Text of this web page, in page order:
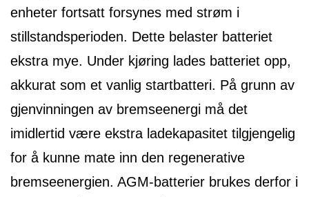
enheter fortsatt forsynes med strøm i
stillstandsperioden. Dette belaster batteriet
ekstra mye. Under kjøring lades batteriet opp,
akkurat som et vanlig startbatteri. På grunn av
gjenvinningen av bremseenergi må det
imidlertid være ekstra ladekapasitet tilgjengelig
for å kunne mate inn den regenerative
bremseenergien. AGM-batterier brukes derfor i